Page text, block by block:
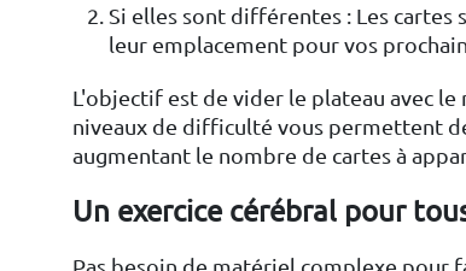
Si elles sont différentes : Les
leur emplacement pour vos
L'objectif est de vider le plateau avec
niveaux de difficulté vous permettent
augmentant le nombre de cartes à
Un exercice cérébral pour
Pas besoin de matériel complexe pour